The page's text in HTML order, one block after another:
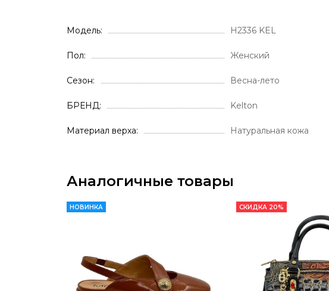
Модель H2336 KEL
Пол Женский
Сезон Весна-лето
БРЕНД Kelton
Материал верха Натуральная кожа
Аналогичные товары
НОВИНКА СКИДКА 20%